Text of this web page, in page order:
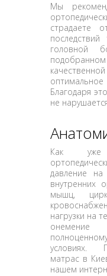
Мы
страдаете
головной
Благодаря
не
Как уже
давление
внутренних
мышц,
нагрузки на
условиях.
матрас в
нашем